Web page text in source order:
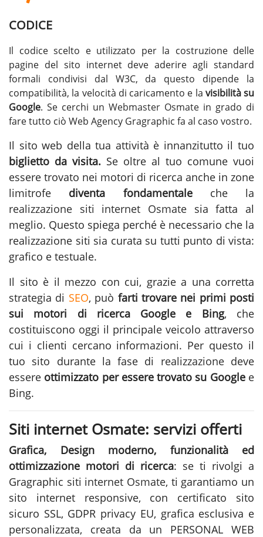
CODICE
Il codice scelto e utilizzato per la costruzione delle
pagine del sito internet deve aderire agli standard
formali condivisi dal W3C, da questo dipende la
compatibilità, la velocità di caricamento e la visibilità su
Google. Se cerchi un Webmaster Osmate in grado di
fare tutto ciò Web Agency Gragraphic fa al caso vostro.
Il sito web della tua attività è innanzitutto il tuo
biglietto da visita. Se oltre al tuo comune vuoi
essere trovato nei motori di ricerca anche in zone
limitrofe diventa fondamentaleche la
realizzazione siti internet Osmate sia fatta al
meglio. Questo spiega perché è necessario che la
realizzazione siti sia curata su tutti punto di vista:
grafico e testuale.
Il sito è il mezzo con cui, grazie a una corretta
strategia di SEO, può farti trovare nei primi posti
sui motori di ricerca Google e Bing, che
costituiscono oggi il principale veicolo attraverso
cui i clienti cercano informazioni. Per questo il
tuo sito durante la fase di realizzazionedeve
essere ottimizzato per essere trovato su Googlee
Bing.
Siti internet Osmate: servizi offerti
Grafica, Design moderno, funzionalità ed
ottimizzazione motori di ricerca: se ti rivolgi a
Gragraphic siti internet Osmate, ti garantiamo un
sito internet responsive, con certificato sito
sicuro SSL, GDPR privacy EU, grafica esclusiva e
personalizzata, creata da un PERSONAL WEB